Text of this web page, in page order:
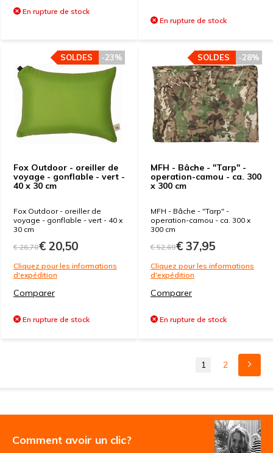
En rupture de stock
En rupture de stock
Fox Outdoor - oreiller de
voyage - gonflable - vert -
40 x 30 cm
-23%
SOLDES
Fox Outdoor - oreiller de
voyage - gonflable - vert - 40 x
30 cm
€ 26,70€ 20,50
Cliquez pour les informations
d'expédition
Comparer
En rupture de stock
MFH - Bâche - "Tarp" -
operation-camou - ca. 300
x 300 cm
-28%
SOLDES
MFH - Bâche - "Tarp" -
operation-camou - ca. 300 x
300 cm
€ 52,69€ 37,95
Cliquez pour les informations
d'expédition
Comparer
En rupture de stock
1 2
Comment avoir un clic?